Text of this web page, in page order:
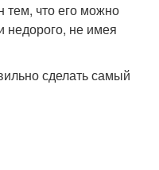
тем, что его можно
недорого, не имея
сделать самый